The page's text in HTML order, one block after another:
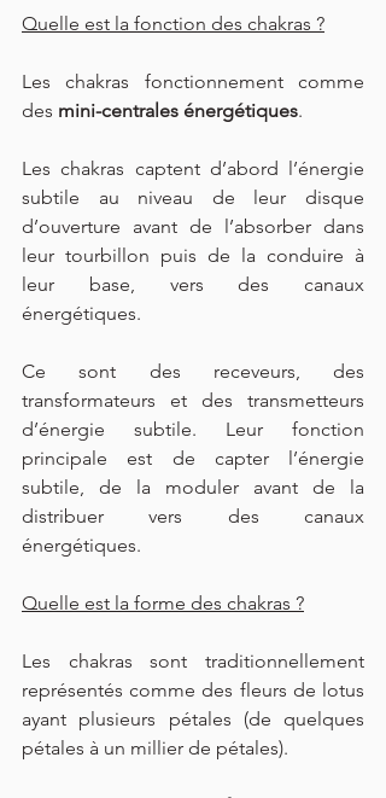
Quelle est la fonction des chakras ?
Les chakras fonctionnement comme
des mini-centrales énergétiques.
Les chakras captent d’abord l’énergie
subtile au niveau de leur disque
d’ouverture avant de l’absorber dans
leur tourbillon puis de la conduire à
leur base, vers des canaux
énergétiques.
Ce sont des receveurs, des
transformateurs et des transmetteurs
d’énergie subtile. Leur fonction
principale est de capter l’énergie
subtile, de la moduler avant de la
distribuer vers des canaux
énergétiques.
Quelle est la forme des chakras ?
Les chakras sont traditionnellement
représentés comme des fleurs de lotus
ayant plusieurs pétales (de quelques
pétales à un millier de pétales).